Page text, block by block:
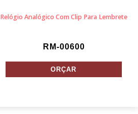
Relógio Analógico Com Clip Para Lembrete
RM-00600